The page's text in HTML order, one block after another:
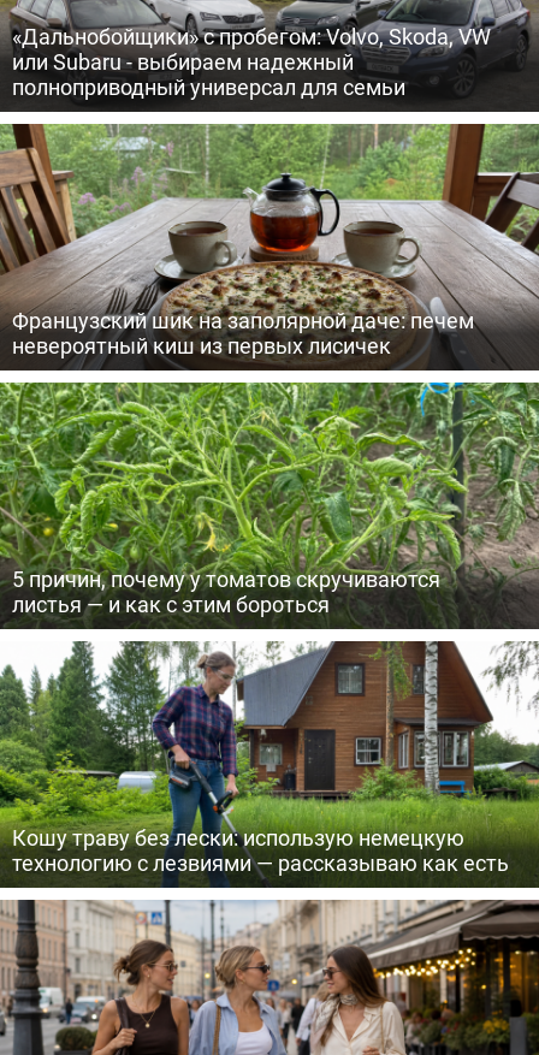
«Дальнобойщики» с пробегом: Volvo, Skoda, VW
или Subaru - выбираем надежный
полноприводный универсал для семьи
Французский шик на заполярной даче: печем
невероятный киш из первых лисичек
5 причин, почему у томатов скручиваются
листья — и как с этим бороться
Кошу траву без лески: использую немецкую
технологию с лезвиями — рассказываю как есть